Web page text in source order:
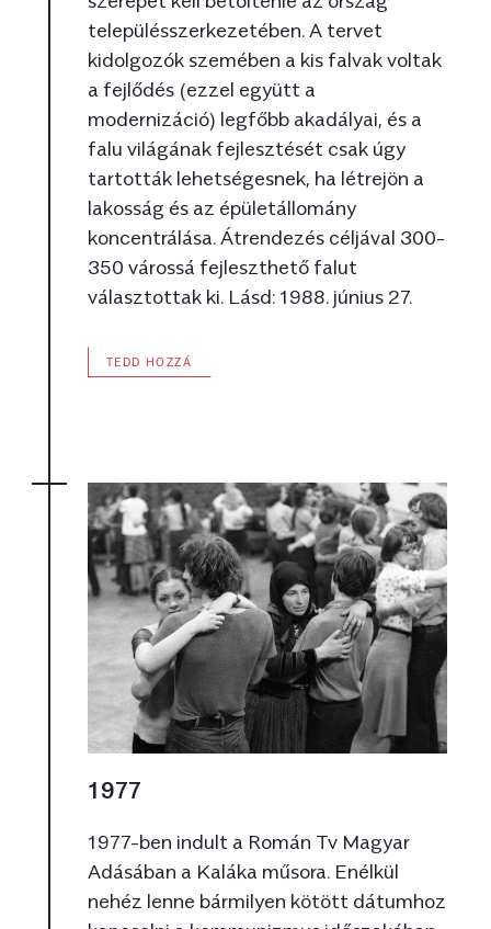
településszerkezetében. A tervet
kidolgozók szemében a kis falvak voltak
a fejlődés (ezzel együtt a
modernizáció) legfőbb akadályai, és a
falu világának fejlesztését csak úgy
tartották lehetségesnek, ha létrejön a
lakosság és az épületállomány
koncentrálása. Átrendezés céljával 300-
350 várossá fejleszthető falut
választottak ki. Lásd: 1988. június 27.
TEDD HOZZÁ
1977
1977-ben indult a Román Tv Magyar
Adásában a Kaláka műsora. Enélkül
nehéz lenne bármilyen kötött dátumhoz